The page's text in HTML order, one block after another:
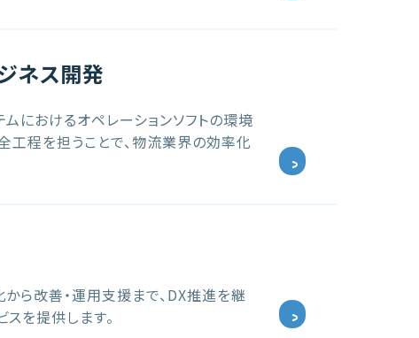
ネス開発
におけるオペレーションソフトの環境
工程を担うことで、物流業界の効率化
ら改善・運用支援まで、DX推進を継
を提供します。